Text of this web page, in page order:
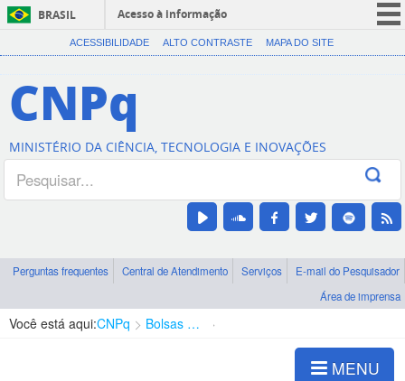
BRASIL
Acesso à informação
CORONAVÍRUS (COVID-19)
Canais
ACESSIBILIDADE ALTO CONTRASTE MAPA DO SITE
CNPq
MINISTÉRIO DA CIÊNCIA, TECNOLOGIA E INOVAÇÕES
Perguntas frequentes Central de Atendimento Serviços
E-mail do Pesquisador
Área de imprensa
Você está aqui:CNPq Bolsas e Auxílios Vigentes
MENU